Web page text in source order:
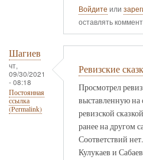
Войдите или
оставлять
Шагиев
чт,
09/30/2021
- 08:18
Постоянная
ссылка
(Permalink)
Ревизские
Просмотрел
выставленную на
ревизской
ранее на другом
Соответствий
Кулукаев и